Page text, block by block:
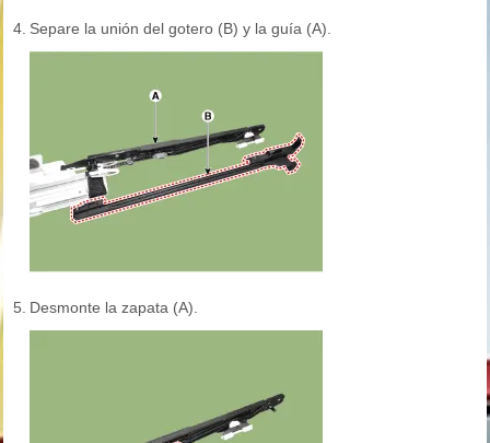
4. Separe la unión del gotero (B) y la guía (A).
5. Desmonte la zapata (A).